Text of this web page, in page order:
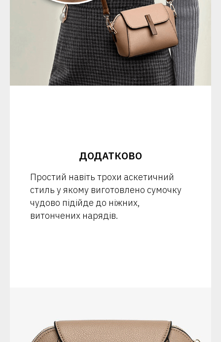
ДОДАТКОВО
Простий навіть трохи аскетичний
стиль у якому виготовлено сумочку
чудово підійде до ніжних,
витончених нарядів.